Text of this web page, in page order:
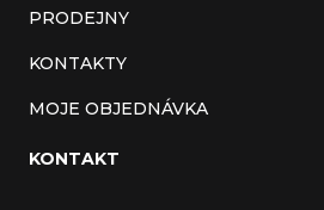
PRODEJNY
KONTAKTY
MOJE OBJEDNÁVKA
KONTAKT